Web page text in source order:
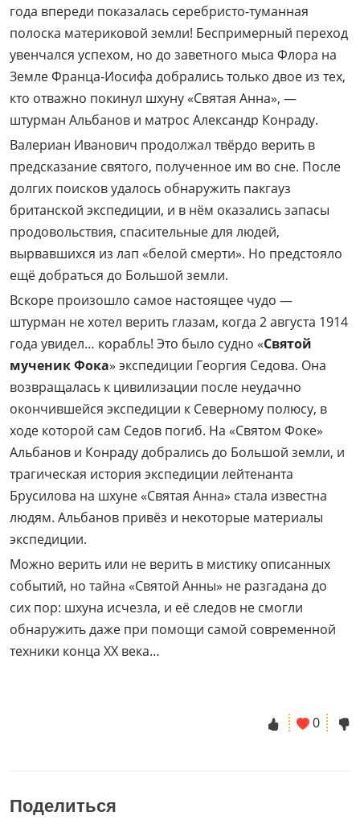
года впереди показалась серебристо-туманная
полоска материковой земли! Беспримерный переход
увенчался успехом, но до заветного мыса Флора на
Земле Франца-Иосифа добрались только двое из тех,
кто отважно покинул шхуну «Святая Анна», —
штурман Альбанов и матрос Александр Конраду.
Валериан Иванович продолжал твёрдо верить в
предсказание святого, полученное им во сне. После
долгих поисков удалось обнаружить пакгауз
британской экспедиции, и в нём оказались запасы
продовольствия, спасительные для людей,
вырвавшихся из лап «белой смерти». Но предстояло
ещё добраться до Большой земли.
Вскоре произошло самое настоящее чудо —
штурман не хотел верить глазам, когда 2 августа 1914
года увидел… корабль! Это было судно «Святой
мученик Фока» экспедиции Георгия Седова. Она
возвращалась к цивилизации после неудачно
окончившейся экспедиции к Северному полюсу, в
ходе которой сам Седов погиб. На «Святом Фоке»
Альбанов и Конраду добрались до Большой земли, и
трагическая история экспедиции лейтенанта
Брусилова на шхуне «Святая Анна» стала известна
людям. Альбанов привёз и некоторые материалы
экспедиции.
Можно верить или не верить в мистику описанных
событий, но тайна «Святой Анны» не разгадана до
сих пор: шхуна исчезла, и её следов не смогли
обнаружить даже при помощи самой современной
техники конца XX века…
0
Поделиться